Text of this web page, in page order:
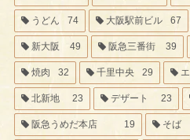
うどん 74 大阪駅前ビル 67
新大阪 49 阪急三番街 39
焼肉 32 千里中央 29
北新地 23 デザート 23
阪急うめだ本店 19 そば